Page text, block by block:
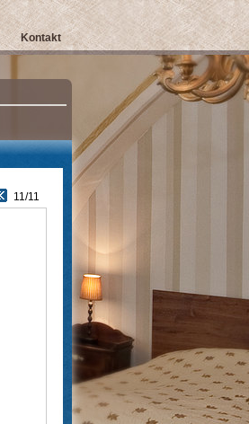
Kontakt
11/11